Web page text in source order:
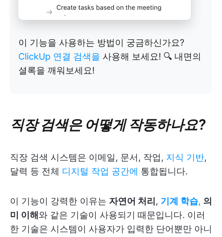
이 기능을 사용하는 방법이 궁금하신가요?
ClickUp 연결 검색을 사용해 보세요! 🔍 내면의
셜록을 깨워보세요!
직장 검색은 어떻게 작동하나요?
직장 검색 시스템은 이메일, 문서, 작업, 지식 기반,
달력 등 전체 디지털 작업 공간에 통합됩니다.
이 기능이 강력한 이유는 자연어 처리 , 기계 학습, 의
미 이해 와 같은 기술이 사용되기 때문입니다. 이러
한 기술은 시스템이 사용자가 입력한 단어뿐만 아니